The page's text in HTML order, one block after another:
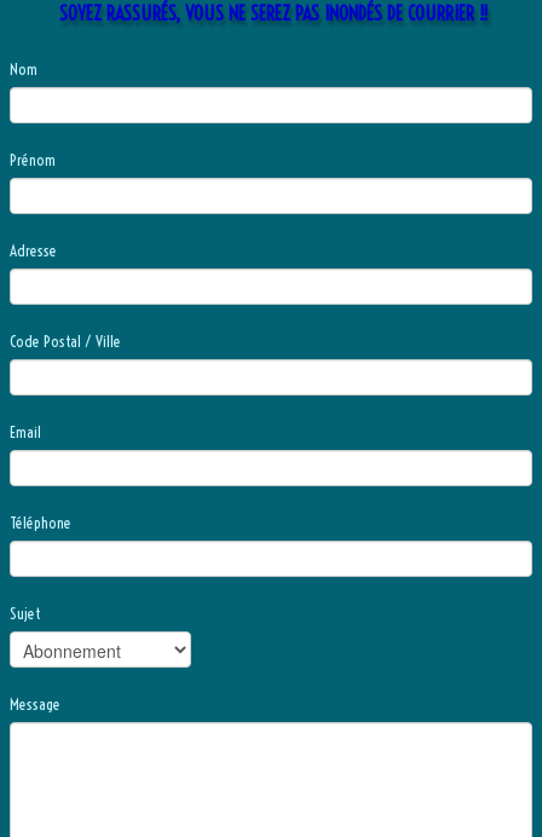
SOYEZ RASSURÉS, VOUS NE SEREZ PAS INONDÉS DE COURRIER !!
Nom
Prénom
Adresse
Code Postal / Ville
Email
Téléphone
Sujet
Message